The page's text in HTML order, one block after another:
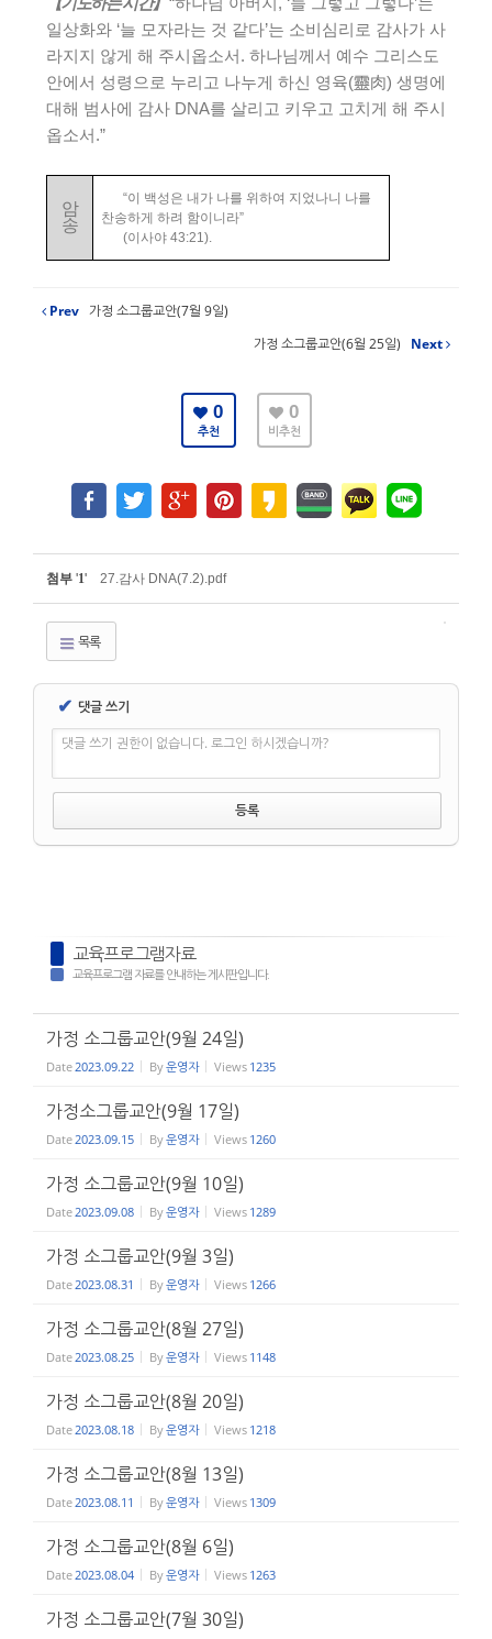
일상화와 ‘늘 모자라는 것 같다’는 소비심리로 감사가 사
라지지 않게 해 주시옵소서. 하나님께서 예수 그리스도
안에서 성령으로 누리고 나누게 하신 영육(靈肉) 생명에
대해 범사에 감사 DNA를 살리고 키우고 고치게 해 주시
옵소서.”
암
송
“이 백성은 내가 나를 위하여 지었나니 나를
찬송하게 하려 함이니라”
(이사야 43:21).
Prev 가정 소그룹교안(7월 9일)
가정 소그룹교안(6월 25일)
Next
0
추천
0
비추천
첨부 '1' 27.감사 DNA(7.2).pdf
목록
✔ 댓글 쓰기
댓글 쓰기 권한이 없습니다. 로그인 하시겠습니까?
교육프로그램자료
교육프로그램 자료를 안내하는 게시판입니다.
가정 소그룹교안(9월 24일)
Date2023.09.22 By운영자 Views 1235
가정소그룹교안(9월 17일)
Date2023.09.15 By운영자 Views 1260
가정 소그룹교안(9월 10일)
Date2023.09.08 By운영자 Views 1289
가정 소그룹교안(9월 3일)
Date2023.08.31 By운영자 Views 1266
가정 소그룹교안(8월 27일)
Date2023.08.25 By운영자 Views 1148
가정 소그룹교안(8월 20일)
Date2023.08.18 By운영자 Views 1218
가정 소그룹교안(8월 13일)
Date2023.08.11 By운영자 Views 1309
가정 소그룹교안(8월 6일)
Date2023.08.04 By운영자 Views 1263
가정 소그룹교안(7월 30일)